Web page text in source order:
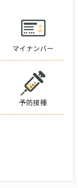
マイナンバー
予防接種